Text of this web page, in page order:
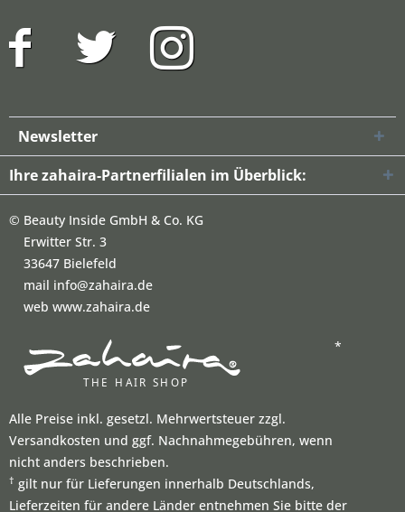
Newsletter
Ihre zahaira-Partnerfilialen im Überblick:
© Beauty Inside GmbH & Co. KG
Erwitter Str. 3
33647 Bielefeld
mail info@zahaira.de
web www.zahaira.de
*
Alle Preise inkl. gesetzl. Mehrwertsteuer zzgl.
Versandkosten und ggf. Nachnahmegebühren, wenn
nicht anders beschrieben.
† gilt nur für Lieferungen innerhalb Deutschlands,
Lieferzeiten für andere Länder entnehmen Sie bitte der